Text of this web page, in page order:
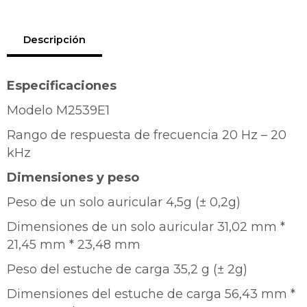
Descripción
Especificaciones
Modelo M2539E1
Rango de respuesta de frecuencia 20 Hz – 20
kHz
Dimensiones y peso
Peso de un solo auricular 4,5g (± 0,2g)
Dimensiones de un solo auricular 31,02 mm *
21,45 mm * 23,48 mm
Peso del estuche de carga 35,2 g (± 2g)
Dimensiones del estuche de carga 56,43 mm *